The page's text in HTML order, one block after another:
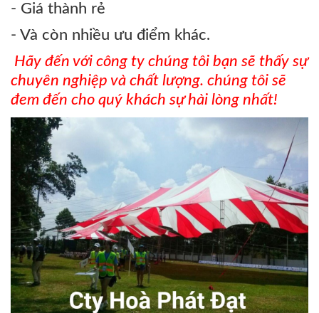
- Giá thành rẻ
- Và còn nhiều ưu điểm khác.
Hãy đến với công ty chúng tôi bạn sẽ thấy sự
chuyên nghiệp và chất lượng. chúng tôi sẽ
đem đến cho quý khách sự hài lòng nhất!